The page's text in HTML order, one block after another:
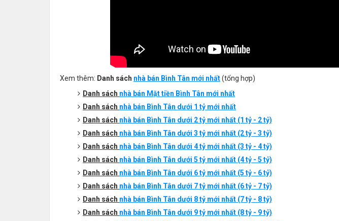
Xem thêm: Danh sách nhà bán Bình Tân mới nhất(tổng hợp)
Danh sách nhà bán Mặt tiền Bình Tân mới nhất
Danh sách nhà bán Bình Tân dưới 1 tỷ mới nhất
Danh sách nhà bán Bình Tân dưới 2 tỷ mới nhất (1 tỷ - 2 tỷ)
Danh sách nhà bán Bình Tân dưới 3 tỷ mới nhất (2 tỷ - 3 tỷ)
Danh sách nhà bán Bình Tân dưới 4 tỷ mới nhất (3 tỷ - 4 tỷ)
Danh sách nhà bán Bình Tân dưới 5 tỷ mới nhất (4 tỷ - 5 tỷ)
Danh sách nhà bán Bình Tân dưới 6 tỷ mới nhất (5 tỷ - 6 tỷ)
Danh sách nhà bán Bình Tân dưới 7 tỷ mới nhất (6 tỷ - 7 tỷ)
Danh sách nhà bán Bình Tân dưới 8 tỷ mới nhất (7 tỷ - 8 tỷ)
Danh sách nhà bán Bình Tân dưới 9 tỷ mới nhất (8 tỷ - 9 tỷ)